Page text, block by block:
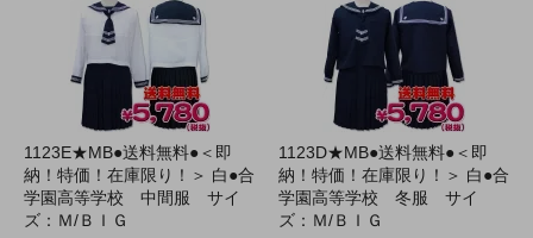
1123E★MB●送料無料●＜即
納！特価！在庫限り！＞ 白●合
学園高等学校 中間服 サイ
ズ：Ｍ/ＢＩＧ
1123D★MB●送料無料●＜即
納！特価！在庫限り！＞ 白●合
学園高等学校 冬服 サイ
ズ：Ｍ/ＢＩＧ